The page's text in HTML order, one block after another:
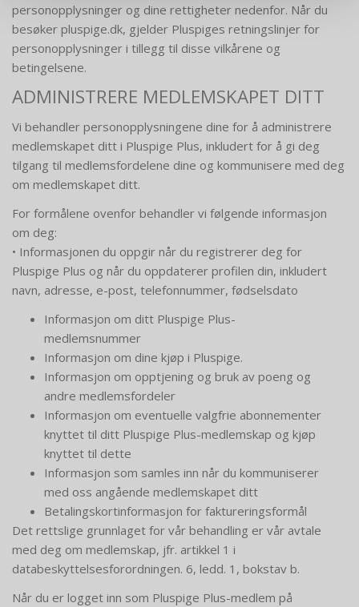
personopplysninger og dine rettigheter nedenfor. Når du
besøker pluspige.dk, gjelder Pluspiges retningslinjer for
personopplysninger i tillegg til disse vilkårene og
betingelsene.
ADMINISTRERE MEDLEMSKAPET DITT
Vi behandler personopplysningene dine for å administrere
medlemskapet ditt i Pluspige Plus, inkludert for å gi deg
tilgang til medlemsfordelene dine og kommunisere med deg
om medlemskapet ditt.
For formålene ovenfor behandler vi følgende informasjon
om deg:
• Informasjonen du oppgir når du registrerer deg for
Pluspige Plus og når du oppdaterer profilen din, inkludert
navn, adresse, e-post, telefonnummer, fødselsdato
Informasjon om ditt Pluspige Plus-
medlemsnummer
Informasjon om dine kjøp i Pluspige.
Informasjon om opptjening og bruk av poeng og
andre medlemsfordeler
Informasjon om eventuelle valgfrie abonnementer
knyttet til ditt Pluspige Plus-medlemskap og kjøp
knyttet til dette
Informasjon som samles inn når du kommuniserer
med oss ​​angående medlemskapet ditt
Betalingskortinformasjon for faktureringsformål
Det rettslige grunnlaget for vår behandling er vår avtale
med deg om medlemskap, jfr. artikkel 1 i
databeskyttelsesforordningen. 6, ledd. 1, bokstav b.
Når du er logget inn som Pluspige Plus-medlem på